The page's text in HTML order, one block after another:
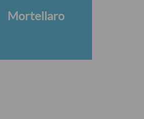
Mortellaro